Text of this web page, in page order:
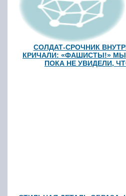
СОЛДАТ-СРОЧНИК
КРИЧАЛИ: «ФАШИСТЫ!»
ПОКА НЕ УВИДЕЛИ,